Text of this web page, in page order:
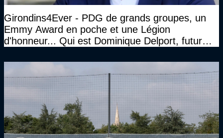
Girondins4Ever - PDG de grands groupes, un
Emmy Award en poche et une Légion
d'honneur... Qui est Dominique Delport, futur